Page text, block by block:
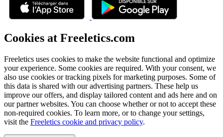
Cookies at Freeletics.com
Freeletics uses cookies to make the website functional and optimize
your experience. Some cookies are required. With your consent, we
also use cookies or tracking pixels for marketing purposes. Some of
this data is shared with our advertising partners. These help us
improve our offers, and display tailored content and ads here and on
our partner websites. You can choose whether or not to accept these
non-required cookies. To learn more, or to change your settings,
visit the Freeletics cookie and privacy policy.